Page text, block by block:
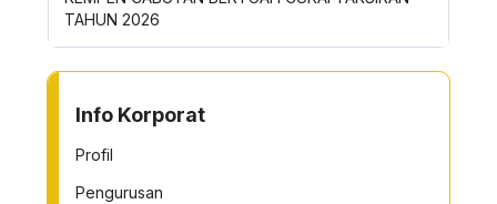
Info Korporat
Profil
Pengurusan